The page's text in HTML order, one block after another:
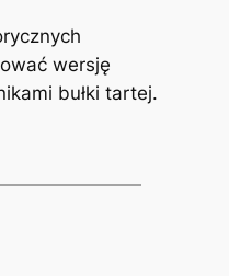
wersję
bułki tartej.